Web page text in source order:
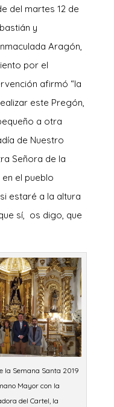
del martes 12 de
y
Aragón,
por el
afirmó “la
este Pregón,
a otra
de Nuestro
Señora de la
el pueblo
estaré a la altura
sí, os digo, que
la Semana Santa 2019
Mayor con la
del Cartel, la